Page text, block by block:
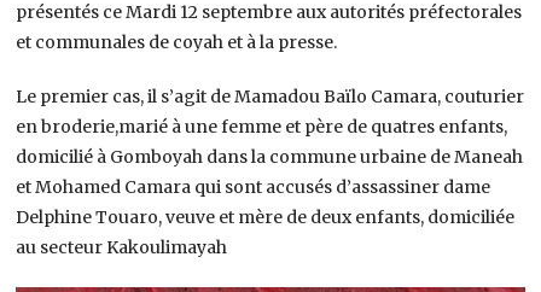
présentés ce Mardi 12 septembre aux autorités préfectorales
et communales de coyah et à la presse.
Le premier cas, il s’agit de Mamadou Baïlo Camara, couturier
en broderie,marié à une femme et père de quatres enfants,
domicilié à Gomboyah dans la commune urbaine de Maneah
et Mohamed Camara qui sont accusés d’assassiner dame
Delphine Touaro, veuve et mère de deux enfants, domiciliée
au secteur Kakoulimayah